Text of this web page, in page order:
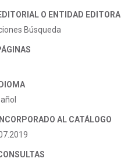
O ENTIDAD EDITORA
Búsqueda
IDIOMA
INCORPORADO AL CATÁLOGO